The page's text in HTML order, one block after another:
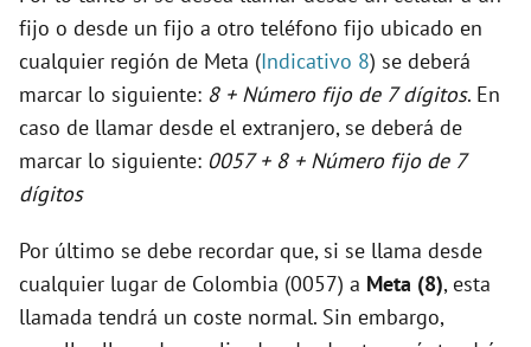
fijo o desde un fijo a otro teléfono fijo ubicado en
cualquier región de Meta (Indicativo 8) se deberá
marcar lo siguiente: 8 + Número fijo de 7 dígitos. En
caso de llamar desde el extranjero, se deberá de
marcar lo siguiente: 0057 + 8 + Número fijo de 7
dígitos
Por último se debe recordar que, si se llama desde
cualquier lugar de Colombia (0057) a Meta (8), esta
llamada tendrá un coste normal. Sin embargo,